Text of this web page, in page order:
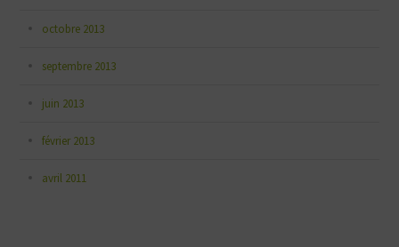
octobre 2013
septembre 2013
juin 2013
février 2013
avril 2011